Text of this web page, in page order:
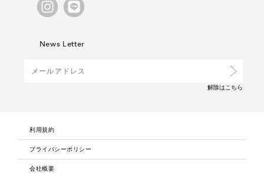
News Letter
解除は こちら
利用規約
プライバシーポリシー
会社概要